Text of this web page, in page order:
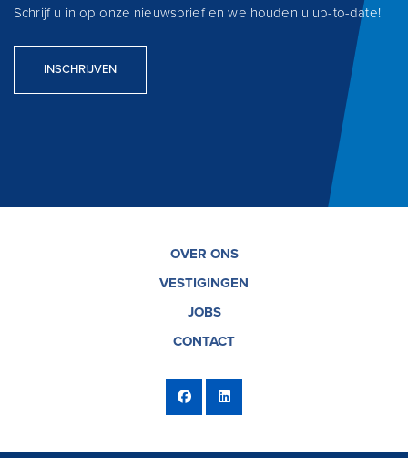
Schrijf u in op onze nieuwsbrief en we houden u up-to-date!
INSCHRIJVEN
OVER ONS
VESTIGINGEN
JOBS
CONTACT